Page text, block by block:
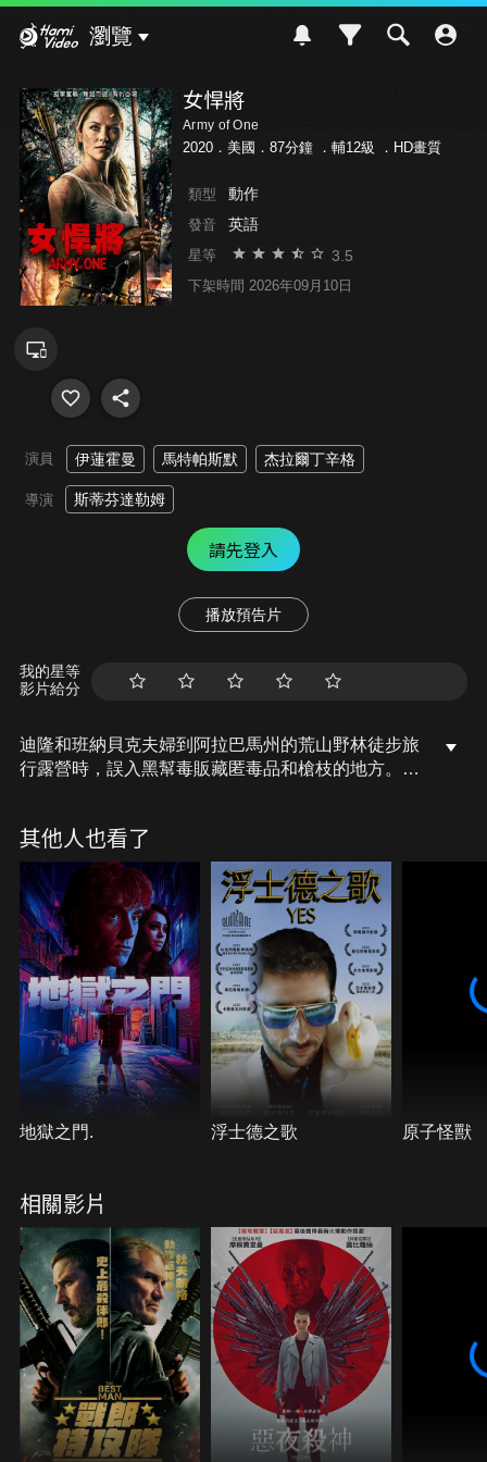
瀏覽
女悍將
Army of One
2020．美國．87分鐘 ． 輔12級 ．HD畫質
類型 動作
發音 英語
星等 3.5
下架時間 2026年09月10日
演員 伊蓮霍曼 馬特帕斯默 杰拉爾丁辛格
導演 斯蒂芬達勒姆
請先登入
播放預告片
我的星等
影片給分
迪隆和班納貝克夫婦到阿拉巴馬州的荒山野林徒步旅
行露營時，誤入黑幫毒販藏匿毒品和槍枝的地方。只
克。但班納貝克卻未身亡，身為美國陸軍第75遊騎兵
部隊第一女中尉的班納貝克，將要執行一個殲滅任
務，就是殺光任何阻擋她復仇的人。
其他人也看了
地獄之門. 浮士德之歌 原子怪獸
相關影片